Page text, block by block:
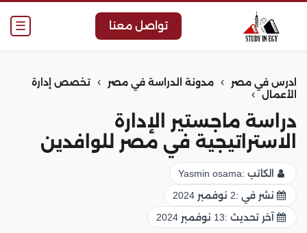
☰ تواصل معنا
ادرس في مصر › مدونة الدراسة في مصر ›
تخصص إدارة
الأعمال
›
دراسة ماجستير الإدارة
الاستراتيجية في مصر للوافدين
الكاتب :Yasmin osama
نشر في :2 نوفمبر 2024
آخر تحديث :13 نوفمبر 2024